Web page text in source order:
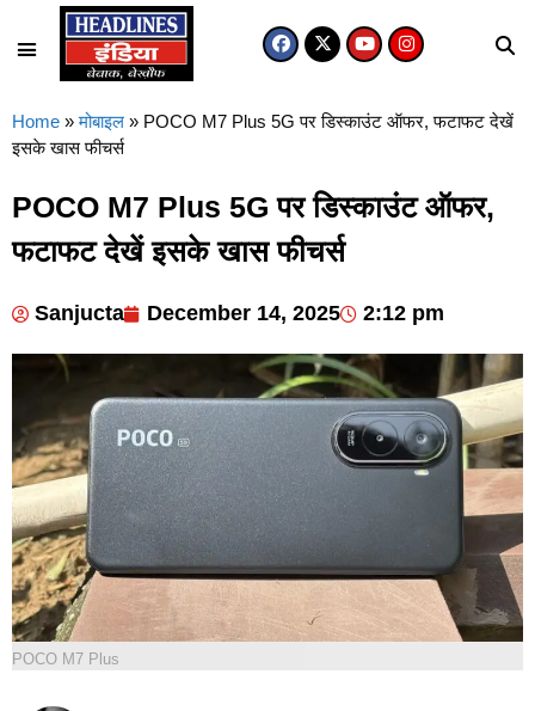
Home » मोबाइल » POCO M7 Plus 5G पर डिस्काउंट ऑफर, फटाफट देखें
इसके खास फीचर्स
POCO M7 Plus 5G पर डिस्काउंट ऑफर,
फटाफट देखें इसके खास फीचर्स
Sanjucta December 14, 2025 2:12 pm
POCO M7 Plus